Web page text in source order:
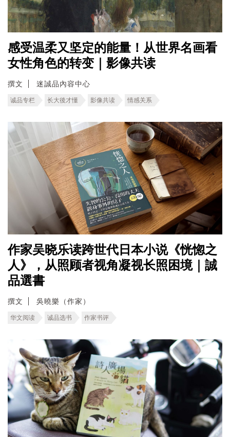
感受温柔又坚定的能量！从世界名画看
女性角色的转变｜影像共读
撰文 迷誠品內容中心
诚品专栏 长大後才懂 影像共读 情感关系
作家吴晓乐读跨世代日本小说《恍惚之
人》，从照顾者视角凝视长照困境｜誠
品選書
撰文 吳曉樂（作家）
华文阅读 诚品选书 作家书评